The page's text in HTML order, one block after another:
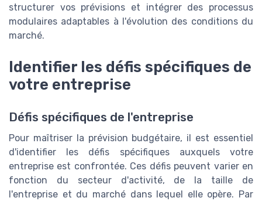
structurer vos prévisions et intégrer des processus
modulaires adaptables à l'évolution des conditions du
marché.
Identifier les défis spécifiques de
votre entreprise
Défis spécifiques de l'entreprise
Pour maîtriser la prévision budgétaire, il est essentiel
d'identifier les défis spécifiques auxquels votre
entreprise est confrontée. Ces défis peuvent varier en
fonction du secteur d'activité, de la taille de
l'entreprise et du marché dans lequel elle opère. Par